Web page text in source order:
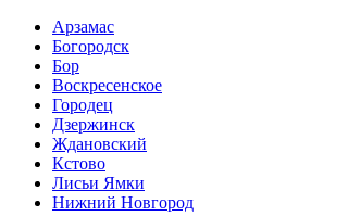
Арзамас
Богородск
Бор
Воскресенское
Городец
Дзержинск
Ждановский
Кстово
Лисьи Ямки
Нижний Новгород